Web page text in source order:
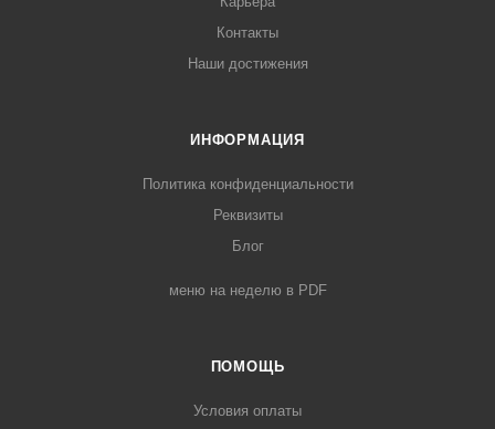
Контакты
Наши достижения
ИНФОРМАЦИЯ
Политика конфиденциальности
Реквизиты
Блог
меню на неделю в PDF
ПОМОЩЬ
Условия оплаты